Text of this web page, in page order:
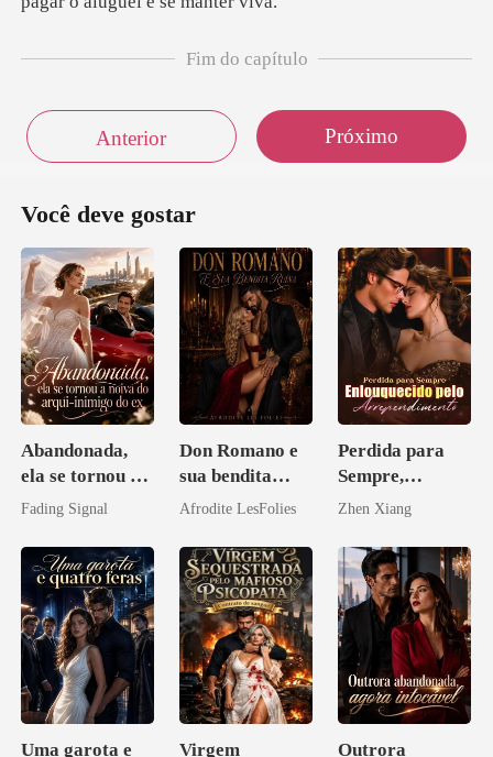
Fim do capítulo
Anterior Próximo
Você deve gostar
Abandonada,
ela se tornou a
noiva do arqui-
Fading Signal
Don Romano e
sua bendita
ruína
Afrodite LesFolies
Perdida para
Sempre,
Enlouquecido
Arrependiment
o
Zhen Xiang
Uma garota e
Virgem
Outrora